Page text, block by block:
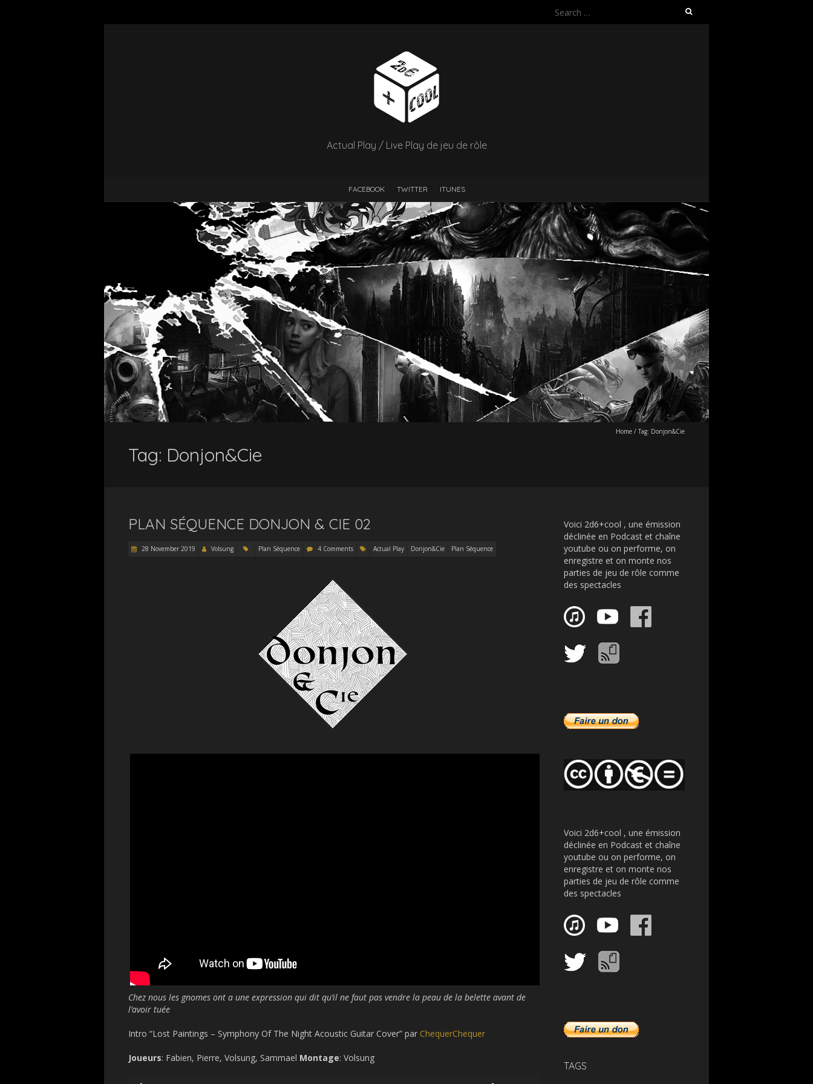
Search
Actual Play / Live Play de jeu de rôle
FACEBOOK TWITTER ITUNES
Home / Tag: Donjon&Cie
Tag: Donjon&Cie
PLAN SÉQUENCE DONJON & CIE 02
28 November 2019 Volsung Plan Séquence 4 Comments Actual Play Donjon&Cie Plan Séquence
Chez nous les gnomes ont a une expression qui dit qu’il ne faut pas vendre la peau de la belette avant de
l’avoir tuée
Intro “Lost Paintings – Symphony Of The Night Acoustic Guitar Cover” par ChequerChequer
Joueurs: Fabien, Pierre, Volsung, Sammael Montage: Volsung
Audio
Voici 2d6+cool , une émission
déclinée en Podcast et chaîne
youtube ou on performe, on
enregistre et on monte nos
parties de jeu de rôle comme
des spectacles
Voici 2d6+cool , une émission
déclinée en Podcast et chaîne
youtube ou on performe, on
enregistre et on monte nos
parties de jeu de rôle comme
des spectacles
TAGS